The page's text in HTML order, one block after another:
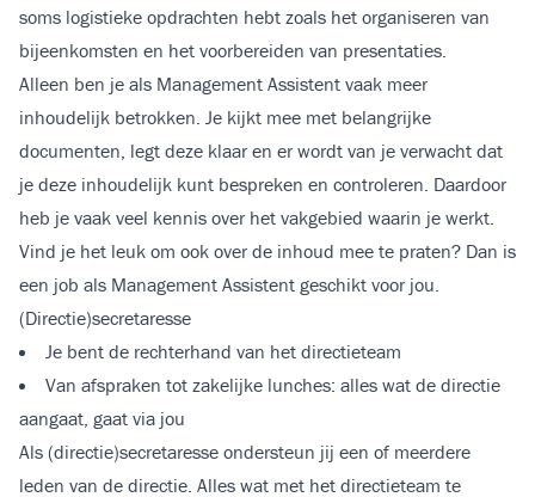
soms logistieke opdrachten hebt zoals het organiseren van
bijeenkomsten en het voorbereiden van presentaties.
Alleen ben je als Management Assistent vaak meer
inhoudelijk betrokken. Je kijkt mee met belangrijke
documenten, legt deze klaar en er wordt van je verwacht dat
je deze inhoudelijk kunt bespreken en controleren. Daardoor
heb je vaak veel kennis over het vakgebied waarin je werkt.
Vind je het leuk om ook over de inhoud mee te praten? Dan is
een job als Management Assistent geschikt voor jou.
(Directie)secretaresse
Je bent de rechterhand van het directieteam
Van afspraken tot zakelijke lunches: alles wat de directie
aangaat, gaat via jou
Als (directie)secretaresse ondersteun jij een of meerdere
leden van de directie. Alles wat met het directieteam te